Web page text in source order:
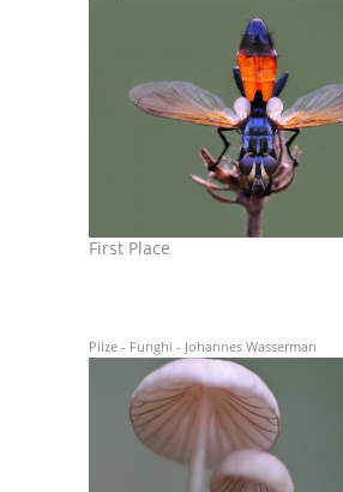
First Place
Pilze - Funghi - Johannes Wasserman